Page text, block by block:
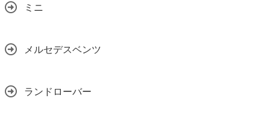
ミニ
メルセデスベンツ
ランドローバー